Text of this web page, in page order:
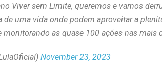
Viver sem Limite, queremos e vamos
de uma vida onde podem aproveitar a
monitorando as quase 100 ações nas mais
November 23, 2023